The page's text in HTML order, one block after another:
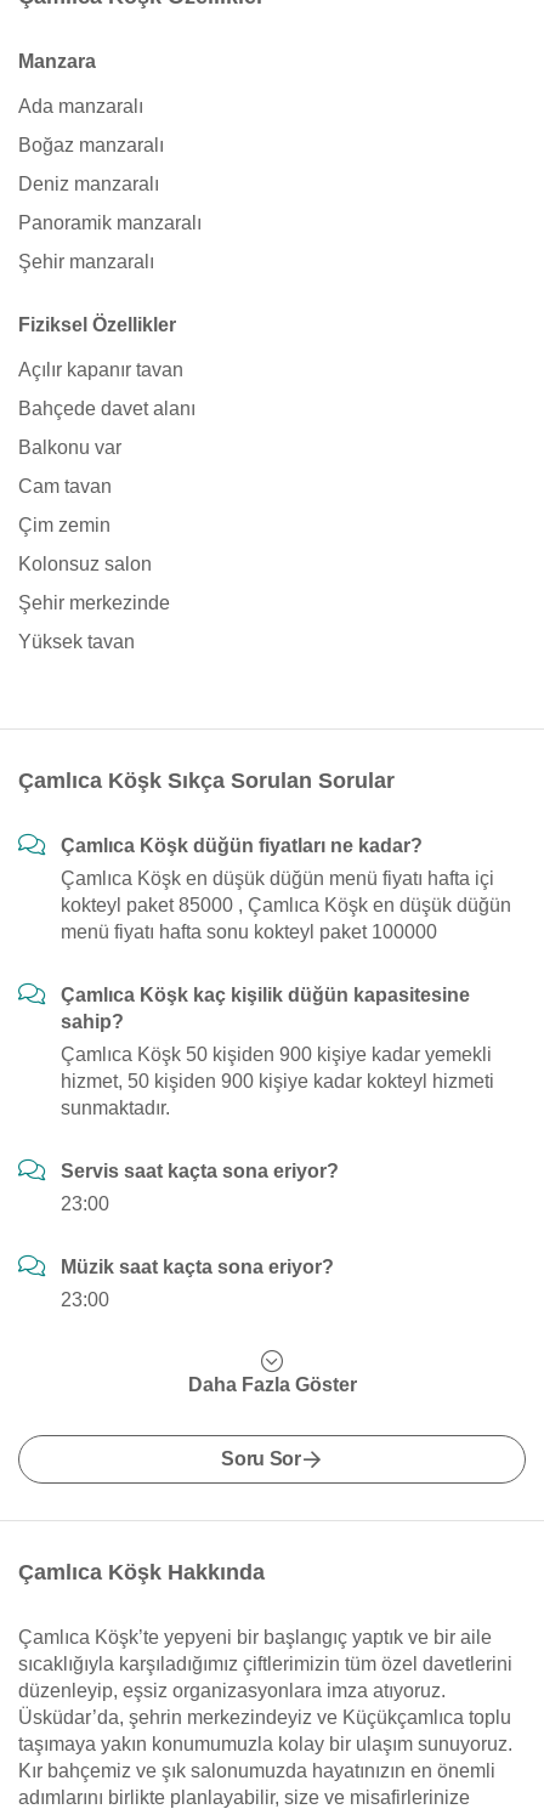
Manzara
Ada manzaralı
Boğaz manzaralı
Deniz manzaralı
Panoramik manzaralı
Şehir manzaralı
Fiziksel Özellikler
Açılır kapanır tavan
Bahçede davet alanı
Balkonu var
Cam tavan
Çim zemin
Kolonsuz salon
Şehir merkezinde
Yüksek tavan
Çamlıca Köşk Sıkça Sorulan Sorular
Çamlıca Köşk düğün fiyatları ne kadar?
Çamlıca Köşk en düşük düğün menü fiyatı hafta içi
kokteyl paket 85000 , Çamlıca Köşk en düşük düğün
menü fiyatı hafta sonu kokteyl paket 100000
Çamlıca Köşk kaç kişilik düğün kapasitesine
sahip?
Çamlıca Köşk 50 kişiden 900 kişiye kadar yemekli
hizmet, 50 kişiden 900 kişiye kadar kokteyl hizmeti
sunmaktadır.
Servis saat kaçta sona eriyor?
23:00
Müzik saat kaçta sona eriyor?
23:00
Daha Fazla Göster
Soru Sor
Çamlıca Köşk Hakkında
Çamlıca Köşk’te yepyeni bir başlangıç yaptık ve bir aile
sıcaklığıyla karşıladığımız çiftlerimizin tüm özel davetlerini
düzenleyip, eşsiz organizasyonlara imza atıyoruz.
Üsküdar’da, şehrin merkezindeyiz ve Küçükçamlıca toplu
taşımaya yakın konumumuzla kolay bir ulaşım sunuyoruz.
Kır bahçemiz ve şık salonumuzda hayatınızın en önemli
adımlarını birlikte planlayabilir, size ve misafirlerinize